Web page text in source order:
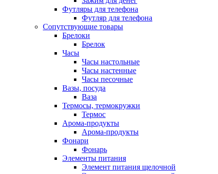
Футляры для телефона
Футляр для телефона
Сопутствующие товары
Брелоки
Брелок
Часы
Часы настольные
Часы настенные
Часы песочные
Вазы, посуда
Ваза
Термосы, термокружки
Термос
Арома-продукты
Арома-продукты
Фонари
Фонарь
Элементы питания
Элемент питания щелочной